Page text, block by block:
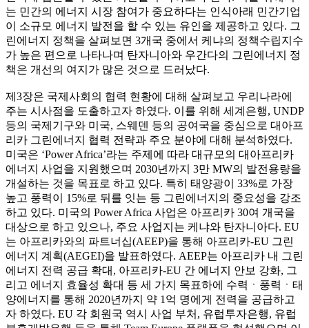
는 민간의 에너지 시장 참여가 중요하다는 인식아래 민간기업
이 소규모 에너지 발전을 할 수 있는 유인을 제공하고 있다. 그
린에너지 정책을 살펴보면 3개국 중에서 케냐의 정책수립지수
가 높은 편으로 나타나며 탄자니아와 우간다의 그린에너지 정
책은 개선의 여지가 많은 것으로 드러났다.
제3장은 국제사회의 협력 현황에 대해 살펴보고 우리나라에
주는 시사점을 도출하고자 하였다. 이를 위해 세계은행, UNDP
등의 국제기구와 미국, 스웨덴 등의 공여국을 중심으로 대아프
리카 그린에너지 협력 전략과 주요 분야에 대해 분석하였다.
미국은 ‘Power Africa’라는 주제에 따라 대규모의 대아프리카
에너지 사업을 지원했으며 2030년까지 3만 MW의 발전용량을
개설하는 것을 목표로 하고 있다. 특히 태양광이 33%로 가장
높고 풍력이 15%로 뒤를 잇는 등 그린에너지의 중요성을 강조
하고 있다. 미국의 Power Africa 사업은 아프리카 30여 개국을
대상으로 하고 있으나, 주요 사업지는 케냐와 탄자니아다. EU
는 아프리카와의 파트너십(AEEP)을 통해 아프리카-EU 그린
에너지 계획(AEGEI)을 발표하였다. AEEP는 아프리카 내 그린
에너지 전력 공급 확대, 아프리카-EU 간 에너지 안보 강화, 그
리고 에너지 효율성 확대 등 세 가지 목표하에 수력ㆍ풍력ㆍ태
양에너지를 통해 2020년까지 약 1억 명에게 전력을 공급하고
자 하였다. EU 각 회원국 역시 사업 부처, 유럽투자은행, 유럽